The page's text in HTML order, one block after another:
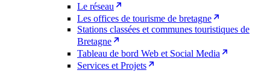
Le réseau
Les offices de tourisme de bretagne
Stations classées et communes touristiques de
Bretagne
Tableau de bord Web et Social Media
Services et Projets